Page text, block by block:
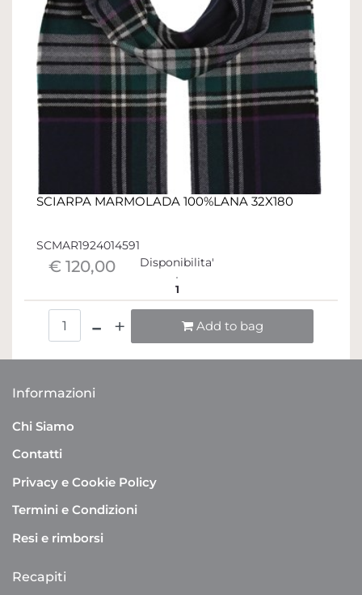
SCIARPA MARMOLADA 100%LANA 32X180
SCMAR1924014591
€ 120,00 Disponibilita'
1
Add to bag
Informazioni
Chi Siamo
Contatti
Privacy e Cookie Policy
Termini e Condizioni
Resi e rimborsi
Recapiti